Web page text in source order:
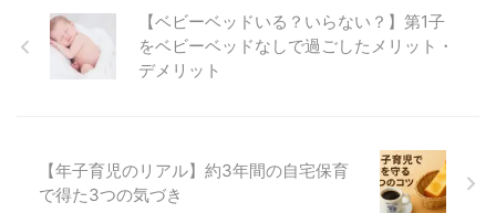
【ベビーベッドいる？いらない？】第1子
をベビーベッドなしで過ごしたメリット・
デメリット
【年子育児のリアル】約3年間の自宅保育
で得た3つの気づき